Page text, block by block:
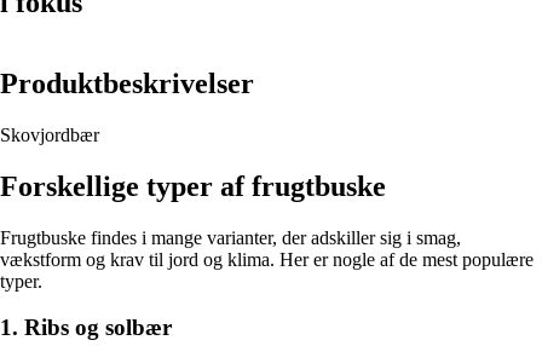
Produktbeskrivelser
Skovjordbær
Forskellige typer af frugtbuske
Frugtbuske findes i mange varianter, der adskiller sig i smag,
vækstform og krav til jord og klima. Her er nogle af de mest populære
typer.
1. Ribs og solbær